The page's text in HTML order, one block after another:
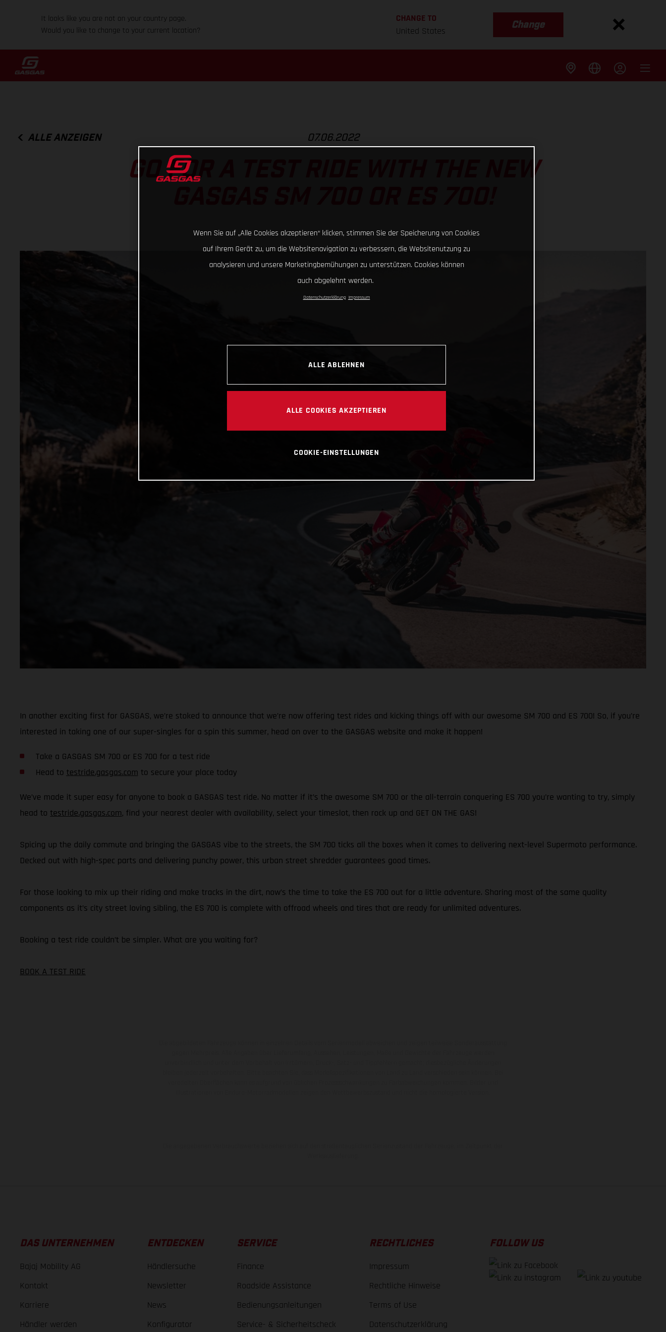
It looks like you are not on your country page.
Would you like to change to your current location?
CHANGE TO
United States
Change
ALLE ANZEIGEN 07.06.2022
GO FOR A TEST RIDE WITH THE NEW
In another exciting first for GASGAS, we’re stoked to announce that we’re now offering test rides and kicking things off with our awesome SM 700 and ES 700! So, if you’re
interested in taking one of our super-singles for a spin this summer, head on over to the GASGAS website and make it happen!
Take a GASGAS SM 700 or ES 700 for a test ride
Head to testride.gasgas.com to secure your place today
We’ve made it super easy for anyone to book a GASGAS test ride. No matter if it’s the awesome SM 700 or the all-terrain conquering ES 700 you’re wanting to try, simply
head to testride.gasgas.com, find your nearest dealer with availability, select your timeslot, then rock up and GET ON THE GAS!
Spicing up the daily commute and bringing the GASGAS vibe to the streets, the SM 700 ticks all the boxes when it comes to delivering next-level Supermoto performance.
Decked out with high-spec parts and delivering punchy power, this urban street shredder guarantees good times.
For those looking to mix up their riding and make tracks in the dirt, now’s the time to take the ES 700 out for a little adventure. Sharing most of the same quality
components as it’s city street loving sibling, the ES 700 is complete with offroad wheels and tires that are ready for unlimited adventures.
Booking a test ride couldn’t be simpler. What are you waiting for?
BOOK A TEST RIDE
DAS UNTERNEHMEN
Bajaj Mobility AG
Kontakt
Karriere
Händler werden
ENTDECKEN
Händlersuche
Newsletter
News
Konfigurator
SERVICE
Finance
Roadside Assistance
Bedienungsanleitungen
Service- & Sicherheitscheck
RECHTLICHES
Impressum
Rechtliche Hinweise
Terms of Use
Datenschutzerklärung
FOLLOW US
Wenn Sie auf „Alle Cookies akzeptieren“ klicken, stimmen Sie der Speicherung von Cookies
auf Ihrem Gerät zu, um die Websitenavigation zu verbessern, die Websitenutzung zu
analysieren und unsere Marketingbemühungen zu unterstützen. Cookies können
auch abgelehnt werden.
Datenschutzerklärung Impressum
ALLE ABLEHNEN
ALLE COOKIES AKZEPTIEREN
COOKIE-EINSTELLUNGEN